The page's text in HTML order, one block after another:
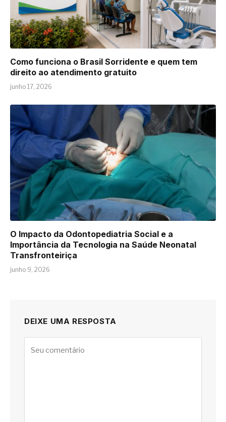
Como funciona o Brasil Sorridente e quem tem
direito ao atendimento gratuito
junho 17, 2026
O Impacto da Odontopediatria Social e a
Importância da Tecnologia na Saúde Neonatal
Transfronteiriça
junho 9, 2026
DEIXE UMA RESPOSTA